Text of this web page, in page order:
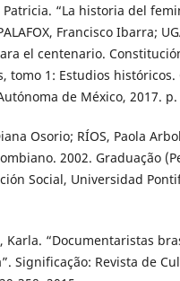
Patricia. “La historia del
Francisco Ibarra;
el centenario.
tomo 1: Estudios
de México, 2017. p.
Osorio; RÍOS, Paola
2002. Graduação
Social, Universidad
Karla. “Documentaristas
Significação: Revista de